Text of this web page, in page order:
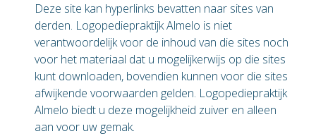
Deze site kan hyperlinks bevatten naar sites van
derden. Logopediepraktijk Almelo is niet
verantwoordelijk voor de inhoud van die sites noch
voor het materiaal dat u mogelijkerwijs op die sites
kunt downloaden, bovendien kunnen voor die sites
afwijkende voorwaarden gelden. Logopediepraktijk
Almelo biedt u deze mogelijkheid zuiver en alleen
aan voor uw gemak.